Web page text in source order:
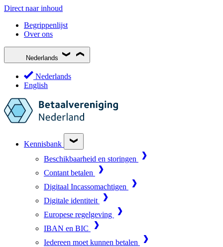
Direct naar inhoud
Begrippenlijst
Over ons
Nederlands
Nederlands
English
Kennisbank
Beschikbaarheid en storingen
Contant betalen
Digitaal Incassomachtigen
Digitale identiteit
Europese regelgeving
IBAN en BIC
Iedereen moet kunnen betalen